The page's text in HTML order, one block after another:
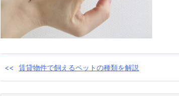
投
賃貸物件で飼えるペットの種類を解説